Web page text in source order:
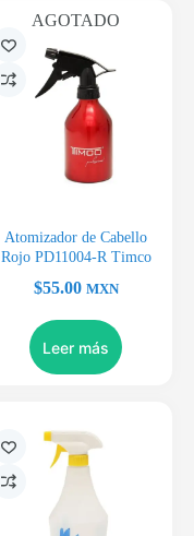
AGOTADO
Atomizador de Cabello
Rojo PD11004-R Timco
$55.00 MXN
Leer más